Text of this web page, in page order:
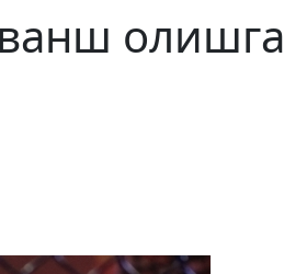
олишга